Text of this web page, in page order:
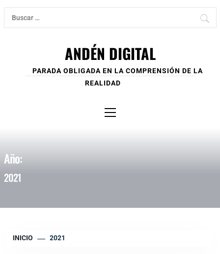
Ir
contenido
Buscar:
ANDÉN DIGITAL
PARADA OBLIGADA EN LA COMPRENSIÓN DE LA
REALIDAD
principal
Año:
2021
INICIO 2021